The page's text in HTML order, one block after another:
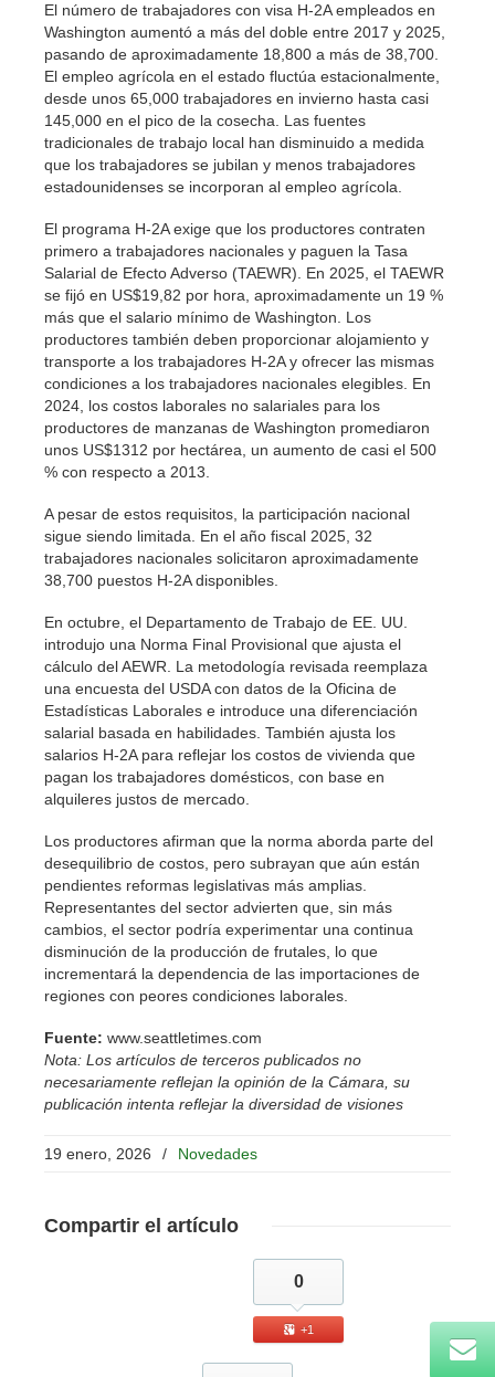
El número de trabajadores con visa H-2A empleados en
Washington aumentó a más del doble entre 2017 y 2025,
pasando de aproximadamente 18,800 a más de 38,700.
El empleo agrícola en el estado fluctúa estacionalmente,
desde unos 65,000 trabajadores en invierno hasta casi
145,000 en el pico de la cosecha. Las fuentes
tradicionales de trabajo local han disminuido a medida
que los trabajadores se jubilan y menos trabajadores
estadounidenses se incorporan al empleo agrícola.
El programa H-2A exige que los productores contraten
primero a trabajadores nacionales y paguen la Tasa
Salarial de Efecto Adverso (TAEWR). En 2025, el TAEWR
se fijó en US$19,82 por hora, aproximadamente un 19 %
más que el salario mínimo de Washington. Los
productores también deben proporcionar alojamiento y
transporte a los trabajadores H-2A y ofrecer las mismas
condiciones a los trabajadores nacionales elegibles. En
2024, los costos laborales no salariales para los
productores de manzanas de Washington promediaron
unos US$1312 por hectárea, un aumento de casi el 500
% con respecto a 2013.
A pesar de estos requisitos, la participación nacional
sigue siendo limitada. En el año fiscal 2025, 32
trabajadores nacionales solicitaron aproximadamente
38,700 puestos H-2A disponibles.
En octubre, el Departamento de Trabajo de EE. UU.
introdujo una Norma Final Provisional que ajusta el
cálculo del AEWR. La metodología revisada reemplaza
una encuesta del USDA con datos de la Oficina de
Estadísticas Laborales e introduce una diferenciación
salarial basada en habilidades. También ajusta los
salarios H-2A para reflejar los costos de vivienda que
pagan los trabajadores domésticos, con base en
alquileres justos de mercado.
Los productores afirman que la norma aborda parte del
desequilibrio de costos, pero subrayan que aún están
pendientes reformas legislativas más amplias.
Representantes del sector advierten que, sin más
cambios, el sector podría experimentar una continua
disminución de la producción de frutales, lo que
incrementará la dependencia de las importaciones de
regiones con peores condiciones laborales.
Fuente: www.seattletimes.com
Nota: Los artículos de terceros publicados no
necesariamente reflejan la opinión de la Cámara, su
publicación intenta reflejar la diversidad de visiones
19 enero, 2026 / Novedades
Compartir el artículo
0
+1